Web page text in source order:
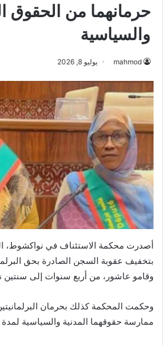
حرمانهما من الحقوق
والسياسية
mahmod يوليو 8, 2026
أصدرت محكمة الاستئناف في نواكشوط،
بتخفيف عقوبة السجن الصادرة بحق
وقامو عاشور، من أربع سنوات إلى سنتين
وحكمت المحكمة كذلك بحرمان
ممارسة حقوقهما المدنية والسياسية